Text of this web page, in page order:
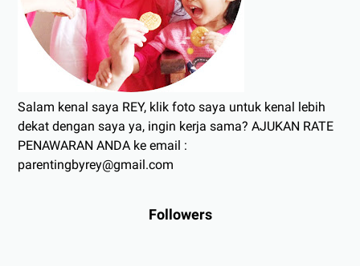
Salam kenal saya REY, klik foto saya untuk kenal lebih
dekat dengan saya ya, ingin kerja sama? AJUKAN RATE
PENAWARAN ANDA ke email :
parentingbyrey@gmail.com
Followers